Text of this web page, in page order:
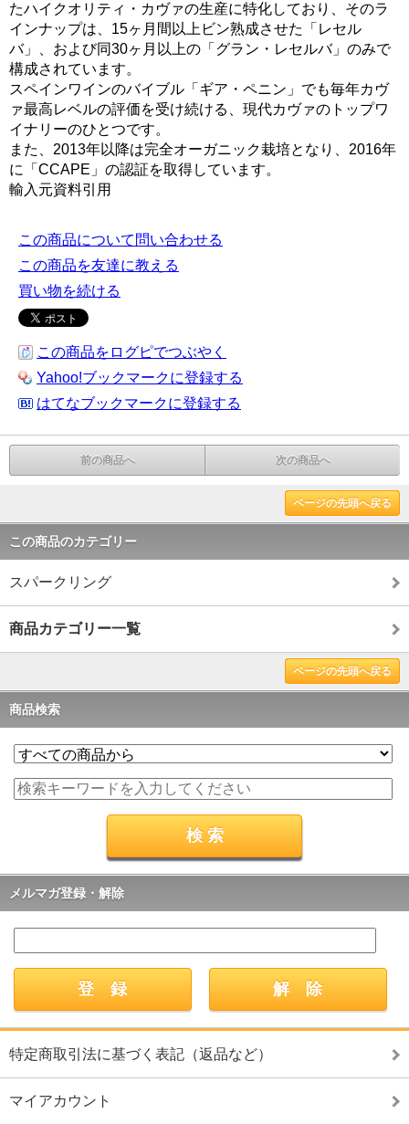
たハイクオリティ・カヴァの生産に特化しており、そのラ
インナップは、15ヶ月間以上ビン熟成させた「レセル
バ」、および同30ヶ月以上の「グラン・レセルバ」のみで
構成されています。
スペインワインのバイブル「ギア・ペニン」でも毎年カヴ
ァ最高レベルの評価を受け続ける、現代カヴァのトップワ
イナリーのひとつです。
また、2013年以降は完全オーガニック栽培となり、2016年
に「CCAPE」の認証を取得しています。
輸入元資料引用
この商品について問い合わせる
この商品を友達に教える
買い物を続ける
この商品をログピでつぶやく
Yahoo!ブックマークに登録する
はてなブックマークに登録する
前の商品へ 次の商品へ
ページの先頭へ戻る
この商品のカテゴリー
スパークリング
商品カテゴリー一覧
ページの先頭へ戻る
商品検索
メルマガ登録・解除
特定商取引法に基づく表記（返品など）
マイアカウント